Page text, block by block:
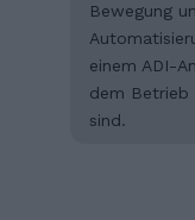
Bewegung
einem ADI-
dem Betrieb
sind.